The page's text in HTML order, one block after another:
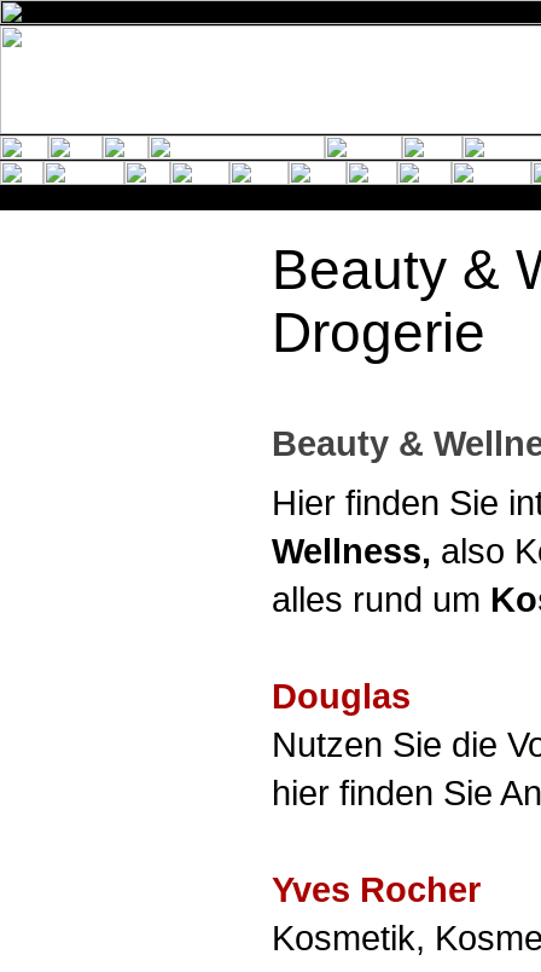
Beauty &
Drogerie
Beauty &
Hier finden Sie
Wellness, also
alles rund um
Douglas
Nutzen Sie die
hier finden Sie
Yves Rocher
Kosmetik,